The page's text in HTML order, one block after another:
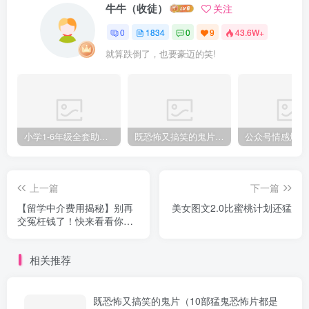
牛牛（收徒） 关注
0 1834 0 9 43.6W+
就算跌倒了，也要豪迈的笑!
小学1-6年级全套助学资源包（9000GB）(超值的精品资源-会员也需单独购买哦) 既恐怖又搞笑的鬼片（10部猛鬼恐怖片都是喜剧片）
上一篇
【留学中介费用揭秘】别再
交冤枉钱了！快来看看你的
下一篇
美女图文2.0比蜜桃计划还猛
相关推荐
既恐怖又搞笑的鬼片（10部猛鬼恐怖片都是